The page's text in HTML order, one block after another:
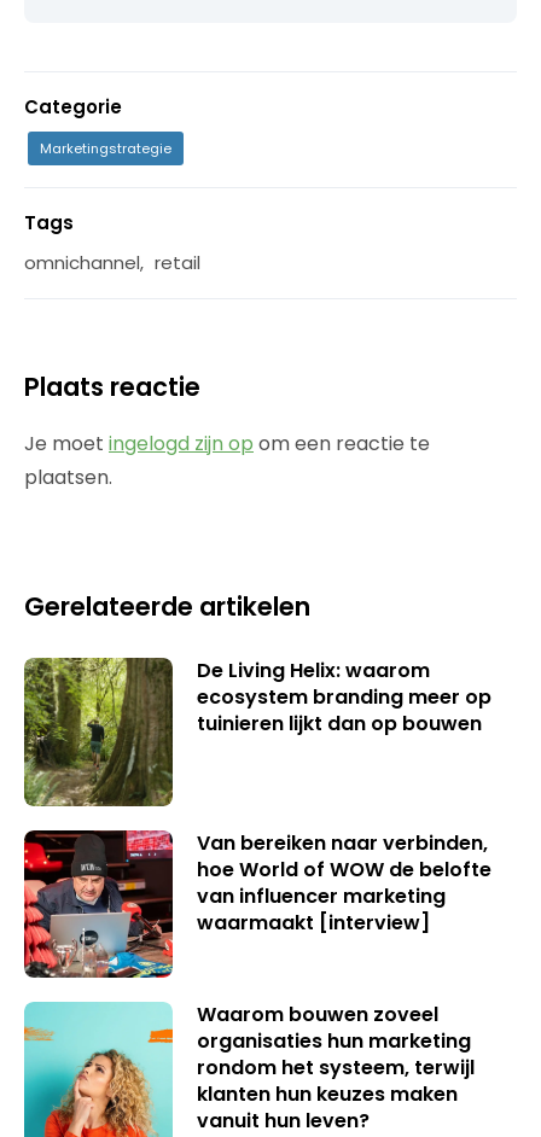
Categorie
Marketingstrategie
Tags
omnichannel, retail
Plaats reactie
Je moet ingelogd zijn op om een reactie te
plaatsen.
Gerelateerde artikelen
De Living Helix: waarom
ecosystem branding meer op
tuinieren lijkt dan op bouwen
Van bereiken naar verbinden,
hoe World of WOW de belofte
van influencer marketing
waarmaakt [interview]
Waarom bouwen zoveel
organisaties hun marketing
rondom het systeem, terwijl
klanten hun keuzes maken
vanuit hun leven?